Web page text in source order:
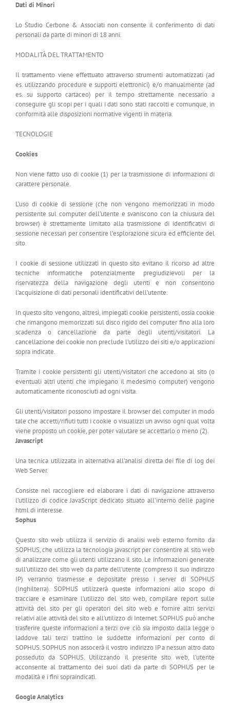
Dati di Minori
Lo Studio Cerbone & Associati non consente il conferimento di dati
personali da parte di minori di 18 anni.
MODALITÀ DEL TRATTAMENTO
Il trattamento viene effettuato attraverso strumenti automatizzati (ad
es. utilizzando procedure e supporti elettronici) e/o manualmente (ad
es. su supporto cartaceo) per il tempo strettamente necessario a
conseguire gli scopi per i quali i dati sono stati raccolti e comunque, in
conformità alle disposizioni normative vigenti in materia.
TECNOLOGIE
Cookies
Non viene fatto uso di cookie (1) per la trasmissione di informazioni di
carattere personale.
L’uso di cookie di sessione (che non vengono memorizzati in modo
persistente sul computer dell’utente e svaniscono con la chiusura del
browser) è strettamente limitato alla trasmissione di identificativi di
sessione necessari per consentire l’esplorazione sicura ed efficiente del
sito.
I cookie di sessione utilizzati in questo sito evitano il ricorso ad altre
tecniche informatiche potenzialmente pregiudizievoli per la
riservatezza della navigazione degli utenti e non consentono
l’acquisizione di dati personali identificativi dell’utente.
In questo sito vengono, altresì, impiegati cookie persistenti, ossia cookie
che rimangono memorizzati sul disco rigido del computer fino alla loro
scadenza o cancellazione da parte degli utenti/visitatori. La
cancellazione dei cookie non preclude l’utilizzo dei siti e/o applicazioni
sopra indicate.
Tramite i cookie persistenti gli utenti/visitatori che accedono al sito (o
eventuali altri utenti che impiegano il medesimo computer) vengono
automaticamente riconosciuti ad ogni visita.
Gli utenti/visitatori possono impostare il browser del computer in modo
tale che accetti/rifiuti tutti i cookie o visualizzi un avviso ogni qual volta
viene proposto un cookie, per poter valutare se accettarlo o meno (2).
Javascript
Una tecnica utilizzata in alternativa all’analisi diretta dei file di log dei
Web Server.
Consiste nel raccogliere ed elaborare i dati di navigazione attraverso
l’utilizzo di codice JavaScript dedicato situato all’interno delle pagine
html di interesse.
Sophus
Questo sito web utilizza il servizio di analisi web esterno fornito da
SOPHUS, che utilizza la tecnologia javascript per consentire al sito web
di analizzare come gli utenti utilizzano il sito. Le informazioni generate
sull’utilizzo del sito web da parte dell’utente (compreso il suo indirizzo
IP) verranno trasmesse e depositate presso i server di SOPHUS
(Inghilterra). SOPHUS utilizzerà queste informazioni allo scopo di
tracciare e esaminare l’utilizzo del sito web, compilare report sulle
attività del sito per gli operatori del sito web e fornire altri servizi
relativi alle attività del sito e all’utilizzo di Internet. SOPHUS può anche
trasferire queste informazioni a terzi ove ciò sia imposto dalla legge o
laddove tali terzi trattino le suddette informazioni per conto di
SOPHUS. SOPHUS non assocerà il vostro indirizzo IP a nessun altro dato
posseduto da SOPHUS. Utilizzando il presente sito web, l’utente
acconsente al trattamento dei suoi dati da parte di SOPHUS per le
modalità e i fini sopraindicati.
Google Analytics